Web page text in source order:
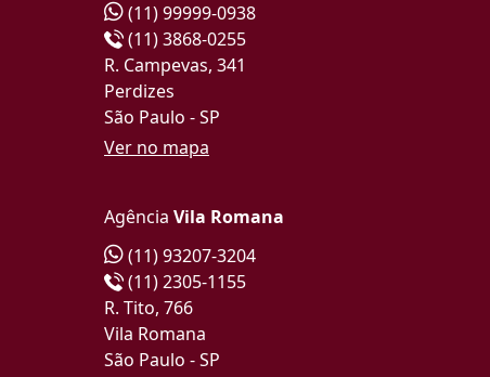
(11) 99999-0938
(11) 3868-0255
R. Campevas, 341
Perdizes
São Paulo - SP
Ver no mapa
Agência Vila Romana
(11) 93207-3204
(11) 2305-1155
R. Tito, 766
Vila Romana
São Paulo - SP